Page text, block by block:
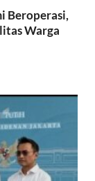
Beroperasi,
Warga